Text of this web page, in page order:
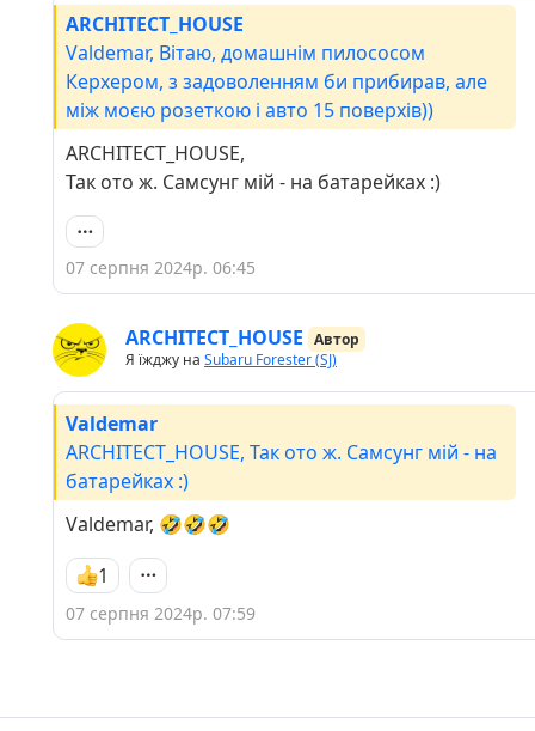
ARCHITECT_HOUSE
Valdemar, Вітаю, домашнім пилососом
Керхером, з задоволенням би прибирав, але
між моєю розеткою і авто 15 поверхів))
ARCHITECT_HOUSE,
Так ото ж. Самсунг мій - на батарейках :)
07 серпня 2024р. 06:45
ARCHITECT_HOUSE Автор
Я їжджу на Subaru Forester (SJ)
Valdemar
ARCHITECT_HOUSE, Так ото ж. Самсунг мій - на
батарейках :)
Valdemar, 🤣🤣🤣
1
07 серпня 2024р. 07:59